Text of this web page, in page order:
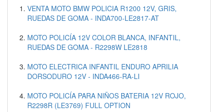
VENTA MOTO BMW POLICIA R1200 12V, GRIS,
RUEDAS DE GOMA - INDA700-LE2817-AT
MOTO POLICÍA 12V COLOR BLANCA, INFANTIL,
RUEDAS DE GOMA - R2298W LE2818
MOTO ELECTRICA INFANTIL ENDURO APRILIA
DORSODURO 12V - INDA466-RA-LI
MOTO POLICÍA PARA NIÑOS BATERIA 12V ROJO,
R2298R (LE3769) FULL OPTION